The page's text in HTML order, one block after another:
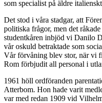
som specialist på äldre
Det stod i våra stadgar, att
politiska frågor, men det
studentkåren inbjöd vi Danilo
vår oskuld betraktade som
Vår förvåning blev stor, när vi
Rom förbjudit all personal i
1961 höll ordföranden
Atterbom. Hon hade varit
var med redan 1909 vid